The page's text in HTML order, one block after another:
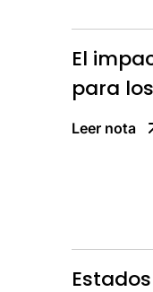
El
para
Leer nota